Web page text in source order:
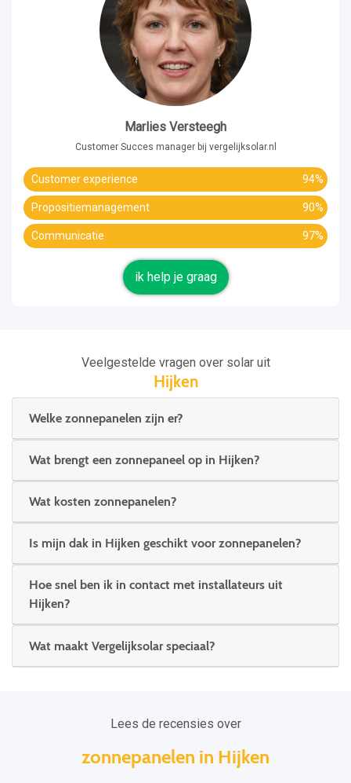
Marlies Versteegh
Customer Succes manager bij vergelijksolar.nl
Customer experience 94%
Propositiemanagement 90%
Communicatie 97%
ik help je graag
Veelgestelde vragen over solar uit
Hijken
Welke zonnepanelen zijn er?
Wat brengt een zonnepaneel op in Hijken?
Wat kosten zonnepanelen?
Is mijn dak in Hijken geschikt voor zonnepanelen?
Hoe snel ben ik in contact met installateurs uit
Hijken?
Wat maakt Vergelijksolar speciaal?
Lees de recensies over
zonnepanelen in Hijken